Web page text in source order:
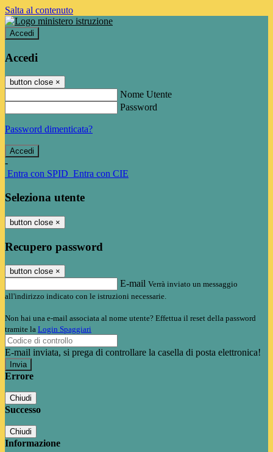
Salta al contenuto
Accedi
Accedi
button close ×
Nome Utente
Password
Password dimenticata?
-
Entra con SPID Entra con CIE
Seleziona utente
button close ×
Recupero password
button close ×
E-mail Verrà inviato un messaggio
all'indirizzo indicato con le istruzioni necessarie.
Non hai una e-mail associata al nome utente? Effettua il reset della password
tramite la Login Spaggiari
E-mail inviata, si prega di controllare la casella di posta elettronica!
Errore
Chiudi
Successo
Chiudi
Informazione